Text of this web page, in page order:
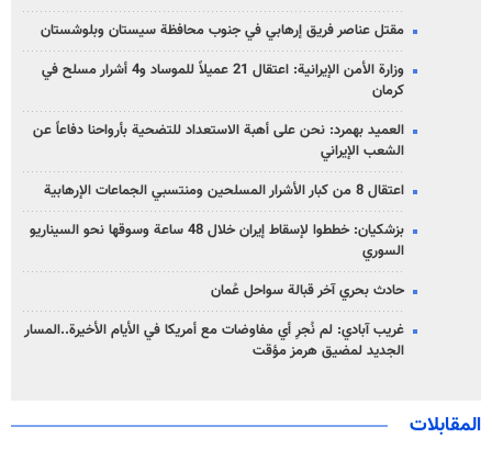
مقتل عناصر فريق إرهابي في جنوب محافظة سيستان وبلوشستان
وزارة الأمن الإيرانية: اعتقال 21 عميلاً للموساد و4 أشرار مسلح في
كرمان
العميد بهمرد: نحن على أهبة الاستعداد للتضحية بأرواحنا دفاعاً عن
الشعب الإيراني
اعتقال 8 من كبار الأشرار المسلحين ومنتسبي الجماعات الإرهابية
بزشكيان: خططوا لإسقاط إيران خلال 48 ساعة وسوقها نحو السيناريو
السوري
حادث بحري آخر قبالة سواحل عُمان
غريب آبادي: لم نُجرِ أي مفاوضات مع أمريكا في الأيام الأخيرة..المسار
الجديد لمضيق هرمز مؤقت
المقابلات